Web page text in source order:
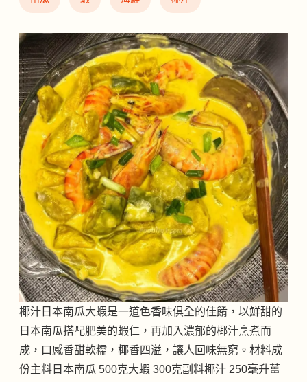
椰汁日本南瓜大蝦是一道色香味俱全的佳餚，以鮮甜的
日本南瓜搭配肥美的蝦仁，再加入濃郁的椰汁烹煮而
成，口感香甜軟糯，椰香四溢，讓人回味無窮。材料成
份主料日本南瓜 500克大蝦 300克副料椰汁 250毫升薑